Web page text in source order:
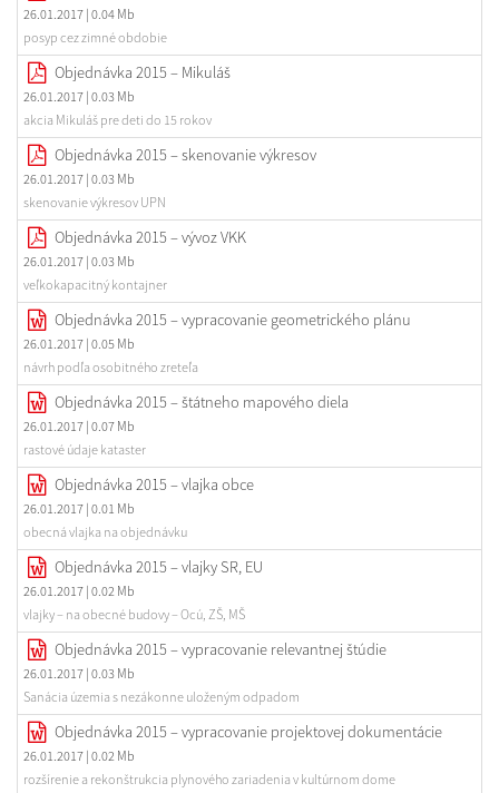
26.01.2017 | 0.04 Mb
posyp cez zimné obdobie
Objednávka 2015 – Mikuláš
26.01.2017 | 0.03 Mb
akcia Mikuláš pre deti do 15 rokov
Objednávka 2015 – skenovanie výkresov
26.01.2017 | 0.03 Mb
skenovanie výkresov UPN
Objednávka 2015 – vývoz VKK
26.01.2017 | 0.03 Mb
veľkokapacitný kontajner
Objednávka 2015 – vypracovanie geometrického plánu
26.01.2017 | 0.05 Mb
návrh podľa osobitného zreteľa
Objednávka 2015 – štátneho mapového diela
26.01.2017 | 0.07 Mb
rastové údaje kataster
Objednávka 2015 – vlajka obce
26.01.2017 | 0.01 Mb
obecná vlajka na objednávku
Objednávka 2015 – vlajky SR, EU
26.01.2017 | 0.02 Mb
vlajky – na obecné budovy – Ocú, ZŠ, MŠ
Objednávka 2015 – vypracovanie relevantnej štúdie
26.01.2017 | 0.03 Mb
Sanácia územia s nezákonne uloženým odpadom
Objednávka 2015 – vypracovanie projektovej dokumentácie
26.01.2017 | 0.02 Mb
rozšírenie a rekonštrukcia plynového zariadenia v kultúrnom dome